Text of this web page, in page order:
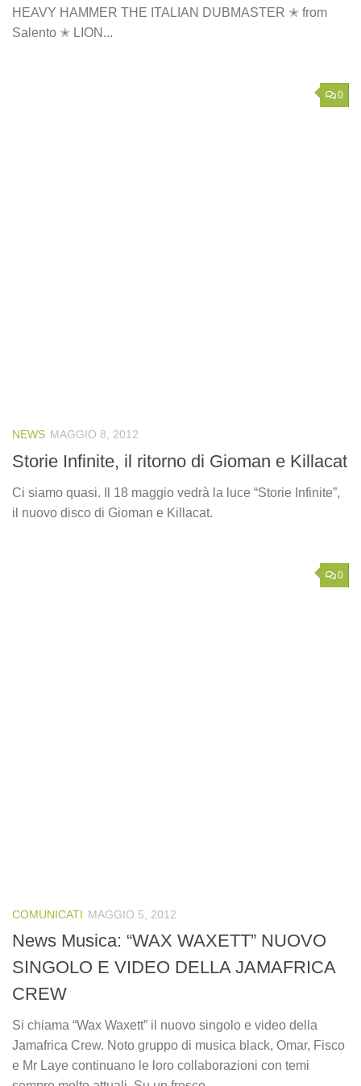
HEAVY HAMMER THE ITALIAN DUBMASTER ✭ from
Salento ✭ LION...
0
NEWS MAGGIO 8, 2012
Storie Infinite, il ritorno di Gioman e Killacat
Ci siamo quasi. Il 18 maggio vedrà la luce “Storie Infinite”,
il nuovo disco di Gioman e Killacat.
0
COMUNICATI MAGGIO 5, 2012
News Musica: “WAX WAXETT” NUOVO
SINGOLO E VIDEO DELLA JAMAFRICA
CREW
Si chiama “Wax Waxett” il nuovo singolo e video della
Jamafrica Crew. Noto gruppo di musica black, Omar, Fisco
e Mr Laye continuano le loro collaborazioni con temi